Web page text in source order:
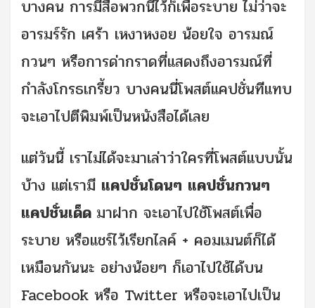
บางคน การมีสื่อพวกนี้ไว้ก็เพื่อระบาย ไม่ว่าจะ
อารมร์รัก เศร้า เหงาหงอย น้อยใจ อารมณ์
กวนๆ หรือการด่ากราดที่แสดงถึงอารมณ์ที่
กำลังโกรธเกรี้ยว บางคนนี่โพสต์แคปชั่นทีแทบ
จะเอาไปตีพิมพ์เป็นหนังสือได้เลย
แต่วันนี้ เราไม่ได้จะมาเล่าว่าใครที่โพสต์แบบนั้น
บ้าง แต่เรามี แคปชั่นโดนๆ แคปชั่นกวนๆ
แคปชั่นเด็ด มาฝาก จะเอาไปใช้โพสต์เพื่อ
ระบาย หรือแชร์ไว้เรียกไลค์ + คอมเมนต์ก็ได้
เหมือนกันนะ อย่างน้อยๆ ก็เอาไปใช้ได้บน
Facebook หรือ Twitter หรือจะเอาไปเป็น